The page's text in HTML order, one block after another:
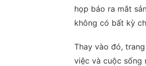
họp báo ra mắt
không có bất kỳ
Thay vào đó,
việc và cuộc sống